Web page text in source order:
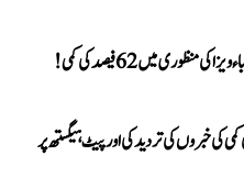
منظوری میں 62 فیصد کی کمی!
کی خبروں کی تردید کی اور پیٹ ہیگستھ پر